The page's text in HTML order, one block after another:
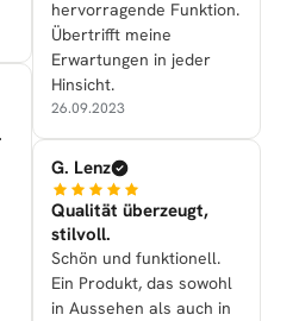
hervorragende Funktion.
Übertrifft meine
Erwartungen in jeder
Hinsicht.
26.09.2023
G. Lenz
Qualität überzeugt,
stilvoll.
Schön und funktionell.
Ein Produkt, das sowohl
in Aussehen als auch in